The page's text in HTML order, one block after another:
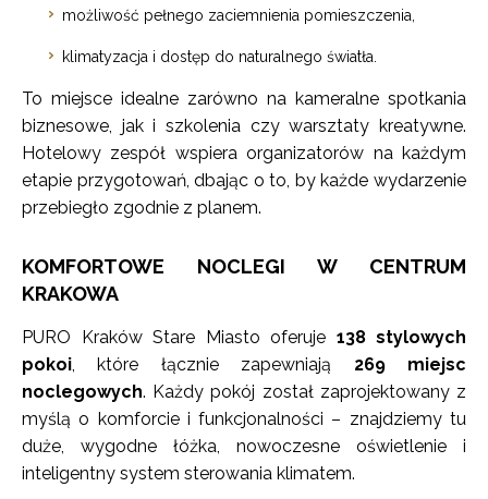
możliwość pełnego zaciemnienia pomieszczenia,
klimatyzacja i dostęp do naturalnego światła.
To miejsce idealne zarówno na kameralne spotkania
biznesowe, jak i szkolenia czy warsztaty kreatywne.
Hotelowy zespół wspiera organizatorów na każdym
etapie przygotowań, dbając o to, by każde wydarzenie
przebiegło zgodnie z planem.
KOMFORTOWE NOCLEGI W CENTRUM
KRAKOWA
PURO Kraków Stare Miasto oferuje 138 stylowych
pokoi , które łącznie zapewniają 269 miejsc
noclegowych. Każdy pokój został zaprojektowany z
myślą o komforcie i funkcjonalności – znajdziemy tu
duże, wygodne łóżka, nowoczesne oświetlenie i
inteligentny system sterowania klimatem.